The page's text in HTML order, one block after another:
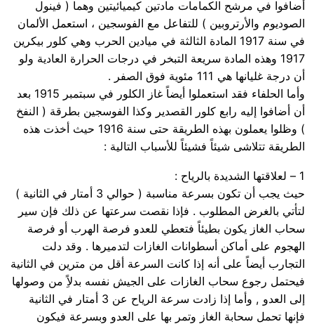
أضافوا في مرشح الكمامات مادتين كيميائيتين وهما ( فينول
الصوديوم والأرتروبين ) للتفاعل مع الفوسجين ، استعمل الألمان
في سنة 1917 المادة الثالثة في ميادين الحرب وهي كلور بيكرين
1917 وهذه المادة سريعة التبخر في درجات الحرارة العادية ولو
أن درجة غليانها هي 111 مئوية فوق الصفر .
وأما الحلفاء فقد استعملوا أيضاً غاز الكلور في سبتمبر 1915 بعد
أن أضافوا إليه رابع كلور القصدير وكذا الفوسجين بطرقة ( النفخ
) وظلوا يعملون بهذه الطريقة حتى سنة 1916 حيث أخذت هذه
الطريقة تتلاشى شيئاً فشيئاً للأسباب التالية :
1 – لعلاقتها الشديدة بالرياح :
حيث يجب أن تكون بسرعة مناسبة ( حوالي 3 أمتار في الثانية )
لتأتي بالغرض المطلوب . فإذا نقصت سرعتها عن ذلك فإن سير
سحاب الغاز يكون بطيئاً فتعطي للعدو فرصة الهرب أو فرصة
الهجوم على أماكن أسطوانات الغازات لتدميرها . وقد دلت
التجارب أيضاً على أنه إذا كانت السرعة أقل من مترين في الثانية
فيحتمل رجوع سحاب الغازات على الجيش نفسه بدلاًِ من وصولها
إلى العدو , وأما إذا زادت سرعة الرياح عن 3 أمتار في الثانية
فإنها تحمل سحابة الغاز وتمر بها على العدو وبسرعة فيكون